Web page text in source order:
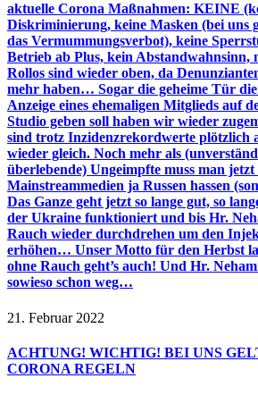
aktuelle Corona Maßnahmen: KEINE
Diskriminierung, keine Masken (bei uns
das Vermummungsverbot), keine
Betrieb ab Plus, kein Abstandwahnsinn,
Rollos sind wieder oben, da
mehr haben… Sogar die geheime Tür
Anzeige eines ehemaligen Mitglieds auf
Studio geben soll haben wir wieder
sind trotz Inzidenzrekordwerte plötzlich
wieder gleich. Noch mehr als
überlebende) Ungeimpfte muss man
Mainstreammedien ja Russen hassen
Das Ganze geht jetzt so lange gut, so
der Ukraine funktioniert und bis Hr.
Rauch wieder durchdrehen um den
erhöhen… Unser Motto für den Herbst
ohne Rauch geht’s auch! Und Hr.
sowieso schon weg…
21. Februar 2022
ACHTUNG! WICHTIG! BEI UNS
CORONA REGELN